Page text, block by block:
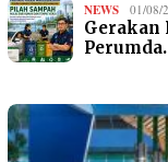
NEWS 01/08/
Gerakan